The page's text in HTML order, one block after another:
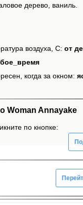
дерево, ваниль.
воздуха, С: от
когда за окном:
Woman Annayake
по кнопке: